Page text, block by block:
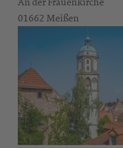
01662 Meißen